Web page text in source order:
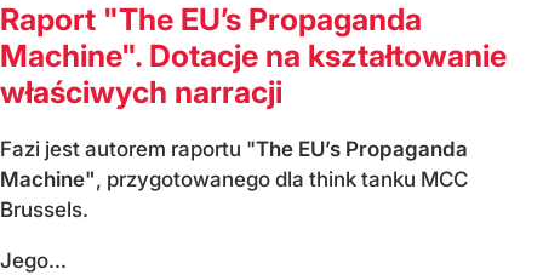
Raport "The EU’s Propaganda
Machine". Dotacje na kształtowanie
właściwych narracji
Fazi jest autorem raportu "The EU’s Propaganda
Machine", przygotowanego dla think tanku MCC
Brussels.
Jego...